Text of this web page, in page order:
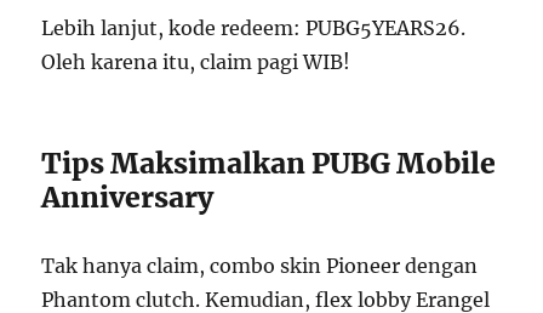
Lebih lanjut, kode redeem: PUBG5YEARS26.
Oleh karena itu, claim pagi WIB!
Tips Maksimalkan PUBG Mobile
Anniversary
Tak hanya claim, combo skin Pioneer dengan
Phantom clutch. Kemudian, flex lobby Erangel